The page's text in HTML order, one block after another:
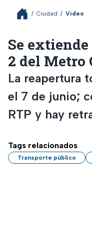
/ Ciudad / Video
Se
2 del Metro
La reapertura
el 7 de junio;
RTP y hay
Tags relacionados
Transporte público